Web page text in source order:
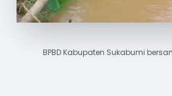
BPBD Kabupaten Sukabumi